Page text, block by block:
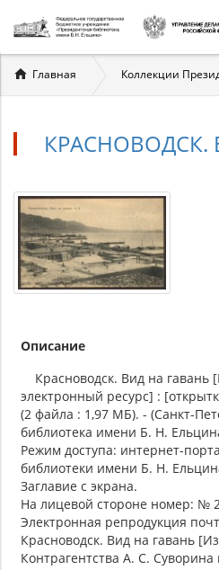
Вы
здесь
Главная Коллекции
КРАСНОВОДСК.
Описание
Красноводск. Вид на гавань
электронный ресурс] :
(2 файла : 1,97 МБ). - (Санкт-
библиотека имени Б. Н.
Режим доступа: интернет-
библиотеки имени Б. Н.
Заглавие с экрана.
На лицевой стороне номер: №
Электронная репродукция
Красноводск. Вид на гавань
Контрагентства А. С.